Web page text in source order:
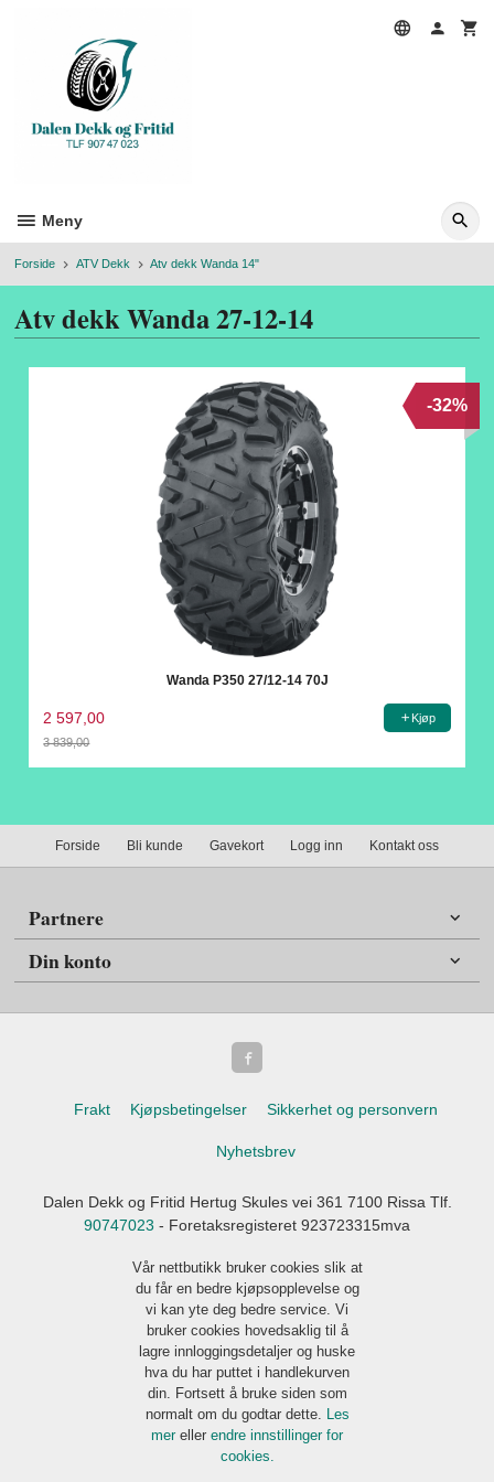
Meny
Forside ATV Dekk Atv dekk Wanda 14"
Atv dekk Wanda 27-12-14
Wanda P350 27/12-14 70J
2 597,00
3 839,00
-32%
Kjøp
Forside Bli kunde Gavekort Logg inn Kontakt oss
Partnere
Din konto
Frakt Kjøpsbetingelser Sikkerhet og personvern
Nyhetsbrev
Dalen Dekk og Fritid Hertug Skules vei 361 7100 Rissa Tlf.
90747023 - Foretaksregisteret 923723315mva
Vår nettbutikk bruker cookies slik at
du får en bedre kjøpsopplevelse og
vi kan yte deg bedre service. Vi
bruker cookies hovedsaklig til å
lagre innloggingsdetaljer og huske
hva du har puttet i handlekurven
din. Fortsett å bruke siden som
normalt om du godtar dette.
Les
mer eller endre innstillinger for
cookies.